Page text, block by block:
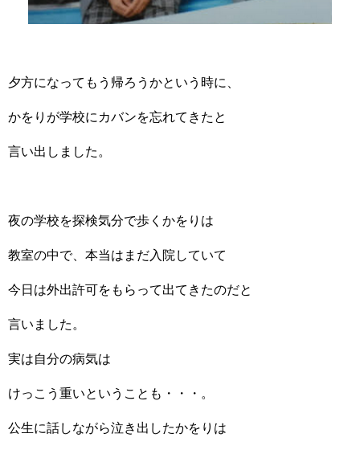
夕方になってもう帰ろうかという時に、
かをりが学校にカバンを忘れてきたと
言い出しました。
夜の学校を探検気分で歩くかをりは
教室の中で、本当はまだ入院していて
今日は外出許可をもらって出てきたのだと
言いました。
実は自分の病気は
けっこう重いということも・・・。
公生に話しながら泣き出したかをりは